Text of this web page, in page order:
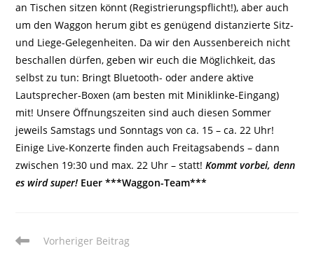
an Tischen sitzen könnt (Registrierungspflicht!), aber auch
um den Waggon herum gibt es genügend distanzierte Sitz-
und Liege-Gelegenheiten. Da wir den Aussenbereich nicht
beschallen dürfen, geben wir euch die Möglichkeit, das
selbst zu tun: Bringt Bluetooth- oder andere aktive
Lautsprecher-Boxen (am besten mit Miniklinke-Eingang)
mit! Unsere Öffnungszeiten sind auch diesen Sommer
jeweils Samstags und Sonntags von ca. 15 – ca. 22 Uhr!
Einige Live-Konzerte finden auch Freitagsabends – dann
zwischen 19:30 und max. 22 Uhr – statt! Kommt vorbei, denn
es wird super! Euer ***Waggon-Team***
WeitereVorheriger Beitrag